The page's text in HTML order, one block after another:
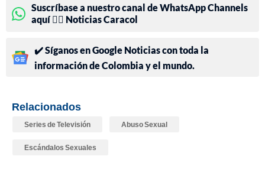
Suscríbase a nuestro canal de WhatsApp Channels
aquí 👉🏻 Noticias Caracol
✔️ Síganos en Google Noticias con toda la
información de Colombia y el mundo.
Relacionados
Series de Televisión Abuso Sexual
Escándalos Sexuales